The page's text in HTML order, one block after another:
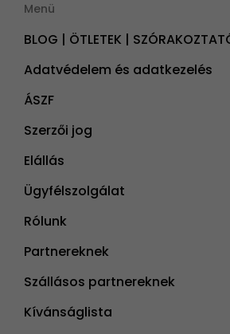
Menü
BLOG | ÖTLETEK |
Adatvédelem és adatkezelés
ÁSZF
Szerzői jog
Elállás
Ügyfélszolgálat
Rólunk
Partnereknek
Szállásos partnereknek
Kívánságlista